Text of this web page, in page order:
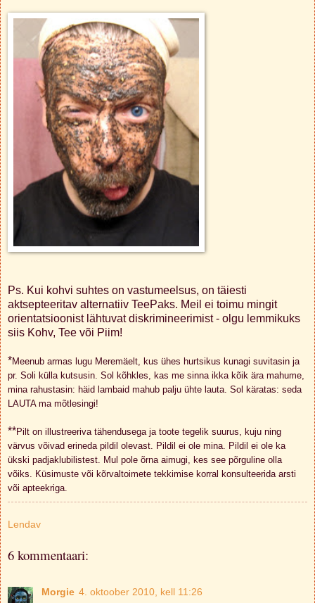
Ps. Kui kohvi suhtes on vastumeelsus, on täiesti
aktsepteeritav alternatiiv TeePaks. Meil ei toimu mingit
orientatsioonist lähtuvat diskrimineerimist - olgu lemmikuks
siis Kohv, Tee või Piim!
*Meenub armas lugu Meremäelt, kus ühes hurtsikus kunagi suvitasin ja
pr. Soli külla kutsusin. Sol kõhkles, kas me sinna ikka kõik ära mahume,
mina rahustasin: häid lambaid mahub palju ühte lauta. Sol käratas: seda
LAUTA ma mõtlesingi!
**Pilt on illustreeriva tähendusega ja toote tegelik suurus, kuju ning
värvus võivad erineda pildil olevast. Pildil ei ole mina. Pildil ei ole ka
ükski padjaklubilistest. Mul pole õrna aimugi, kes see põrguline olla
võiks. Küsimuste või kõrvaltoimete tekkimise korral konsulteerida arsti
või apteekriga.
Lendav
6 kommentaari:
Morgie 4. oktoober 2010, kell 11:26